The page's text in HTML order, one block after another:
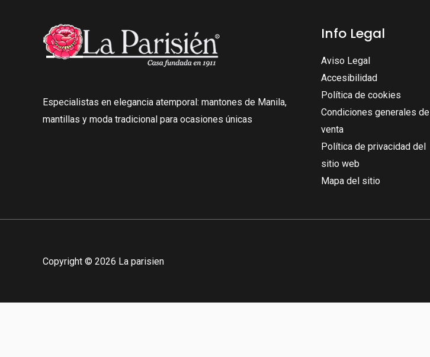
Especialistas en elegancia atemporal: mantones de Manila,
mantillas y moda tradicional para ocasiones únicas
Info Legal
Aviso Legal
Accesibilidad
Política de cookies
Condiciones generales de
venta
Política de privacidad del
sitio web
Mapa del sitio
Copyright © 2026 La parisien